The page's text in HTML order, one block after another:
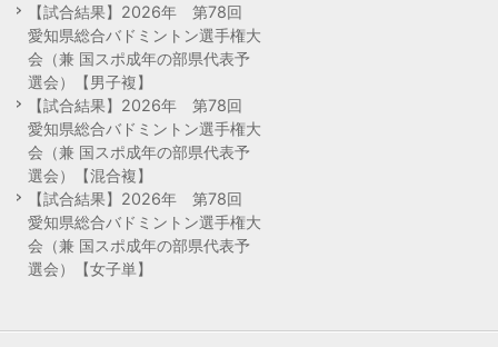
【試合結果】2026年 第78回
愛知県総合バドミントン選手権大
会（兼 国スポ成年の部県代表予
選会）【男子複】
【試合結果】2026年 第78回
愛知県総合バドミントン選手権大
会（兼 国スポ成年の部県代表予
選会）【混合複】
【試合結果】2026年 第78回
愛知県総合バドミントン選手権大
会（兼 国スポ成年の部県代表予
選会）【女子単】